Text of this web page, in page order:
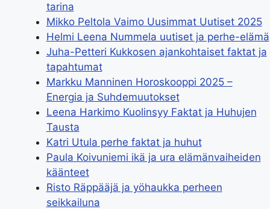
tarina
Mikko Peltola Vaimo Uusimmat Uutiset 2025
Helmi Leena Nummela uutiset ja perhe-elämä
Juha-Petteri Kukkosen ajankohtaiset faktat ja
tapahtumat
Markku Manninen Horoskooppi 2025 –
Energia ja Suhdemuutokset
Leena Harkimo Kuolinsyy Faktat ja Huhujen
Tausta
Katri Utula perhe faktat ja huhut
Paula Koivuniemi ikä ja ura elämänvaiheiden
käänteet
Risto Räppääjä ja yöhaukka perheen
seikkailuna